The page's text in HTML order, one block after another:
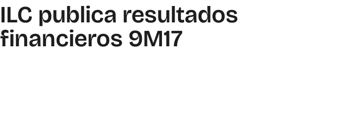
ILC publica resultados
financieros 9M17